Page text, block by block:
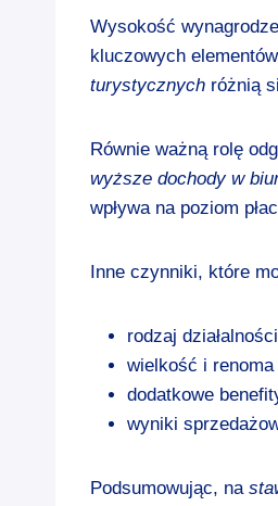
Wysokość
kluczowych
turystycznych różnią
Równie ważną rolę
wyższe dochody w
wpływa na poziom
Inne czynniki, które
rodzaj
wielkość i
dodatkowe
wyniki
Podsumowując, na